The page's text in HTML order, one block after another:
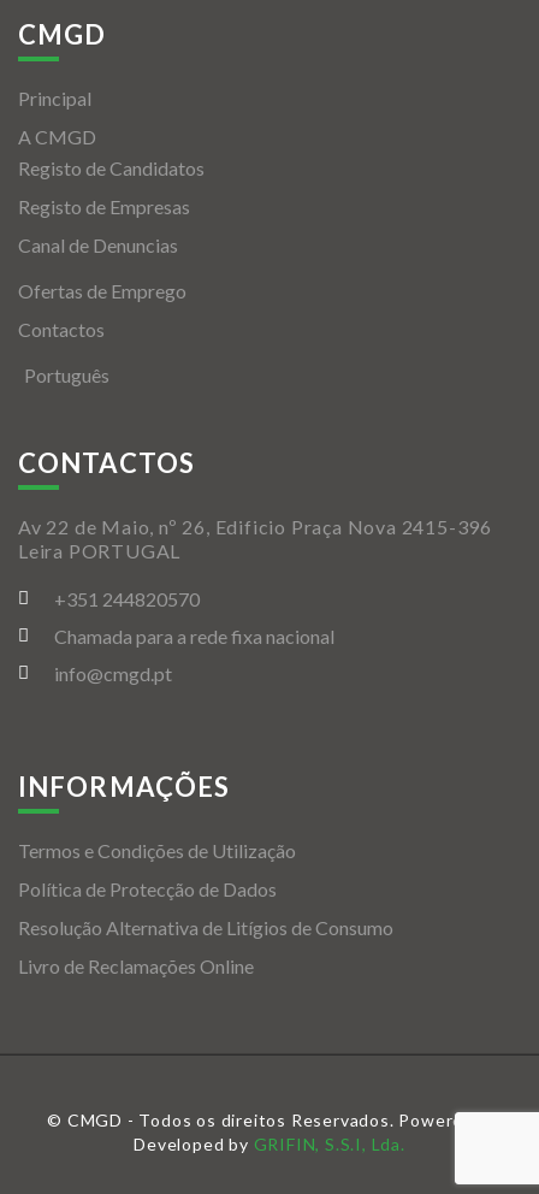
CMGD
Principal
A CMGD
Registo de Candidatos
Registo de Empresas
Canal de Denuncias
Ofertas de Emprego
Contactos
Português
CONTACTOS
Av 22 de Maio, nº 26, Edificio Praça Nova 2415-396
Leira PORTUGAL
+351 244820570
Chamada para a rede fixa nacional
info@cmgd.pt
INFORMAÇÕES
Termos e Condições de Utilização
Política de Protecção de Dados
Resolução Alternativa de Litígios de Consumo
Livro de Reclamações Online
© CMGD - Todos os direitos Reservados. Powered &
Developed by GRIFIN, S.S.I, Lda.